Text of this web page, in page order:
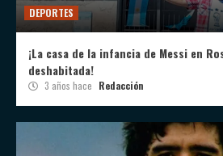
DEPORTES
¡La casa de la infancia de Messi en
deshabitada!
3 años hace Redacción